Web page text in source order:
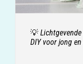
💡
DIY voor jong